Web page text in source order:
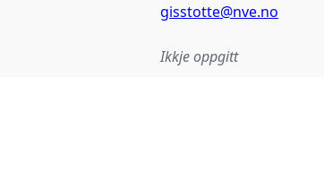
gisstotte@nve.no
Ikkje oppgitt